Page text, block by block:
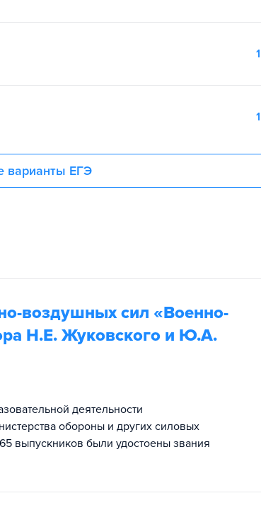
варианты ЕГЭ
воздушных сил «Военно-
Н.Е. Жуковского и Ю.А.
деятельности
обороны и других силовых
выпускников были удостоены звания